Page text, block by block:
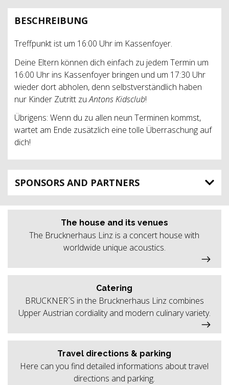
BESCHREIBUNG
Treffpunkt ist um 16:00 Uhr im Kassenfoyer.
Deine Eltern können dich einfach zu jedem Termin um
16:00 Uhr ins Kassenfoyer bringen und um 17:30 Uhr
wieder dort abholen, denn selbstverständlich haben
nur Kinder Zutritt zuAntons Kidsclub!
Übrigens: Wenn du zu allen neun Terminen kommst,
wartet am Ende zusätzlich eine tolle Überraschung auf
dich!
SPONSORS AND PARTNERS
The house and its venues
The Brucknerhaus Linz is a concert house with
worldwide unique acoustics.
Catering
BRUCKNER´S in the Brucknerhaus Linz combines
Upper Austrian cordiality and modern culinary variety.
Travel directions & parking
Here can you find detailed informations about travel
directions and parking.